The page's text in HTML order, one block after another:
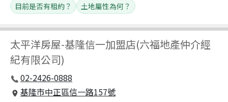
太平洋房屋-基隆信一加盟店(六福地產仲介經
紀有限公司)
02-2426-0888
基隆市中正區信一路157號
目前是否有租約？
土地屬性為何？